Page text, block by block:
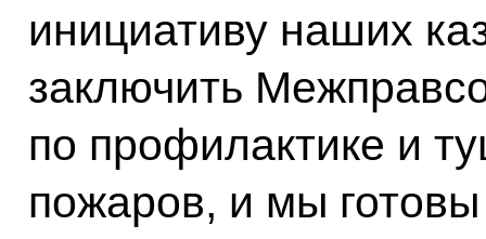
инициативу наших
заключить
по профилактике и
пожаров, и мы